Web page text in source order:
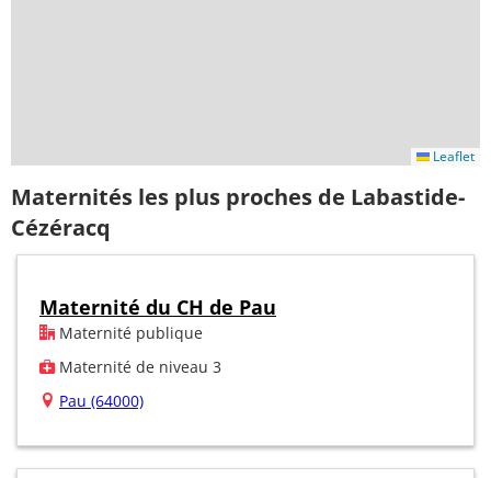
Leaflet
Maternités les plus proches de Labastide-
Cézéracq
Maternité du CH de Pau
Maternité publique
Maternité de niveau 3
Pau (64000)